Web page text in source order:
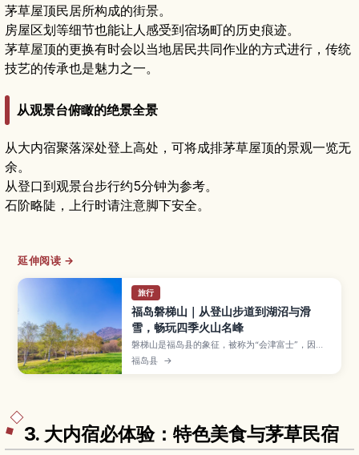
茅草屋顶民居所构成的街景。
房屋区划等细节也能让人感受到宿场町的历史痕迹。
茅草屋顶的更换有时会以当地居民共同作业的方式进行，传统
技艺的传承也是魅力之一。
从观景台俯瞰的绝景全景
从大内宿聚落深处登上高处，可将成排茅草屋顶的景观一览无
余。
从登口到观景台步行约5分钟为参考。
石阶略陡，上行时请注意脚下安全。
延伸阅读 →
旅行
福岛磐梯山｜从登山步道到湖沼与滑
雪，畅玩四季火山名峰
磐梯山是福岛县的象征，被称为“会津富士”，因
1888年的喷发而形成裏磐梯一带独特的湖沼与地
形，是集登山、健行、赏景与滑雪于一身的人气景
福岛县 →
3. 大内宿必体验：特色美食与茅草民宿